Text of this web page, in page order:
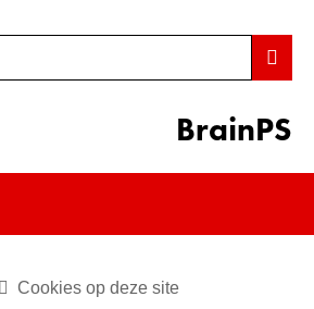
BrainPS
Cookies op deze site